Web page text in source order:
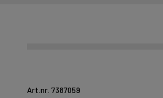
Art.nr. 7387059